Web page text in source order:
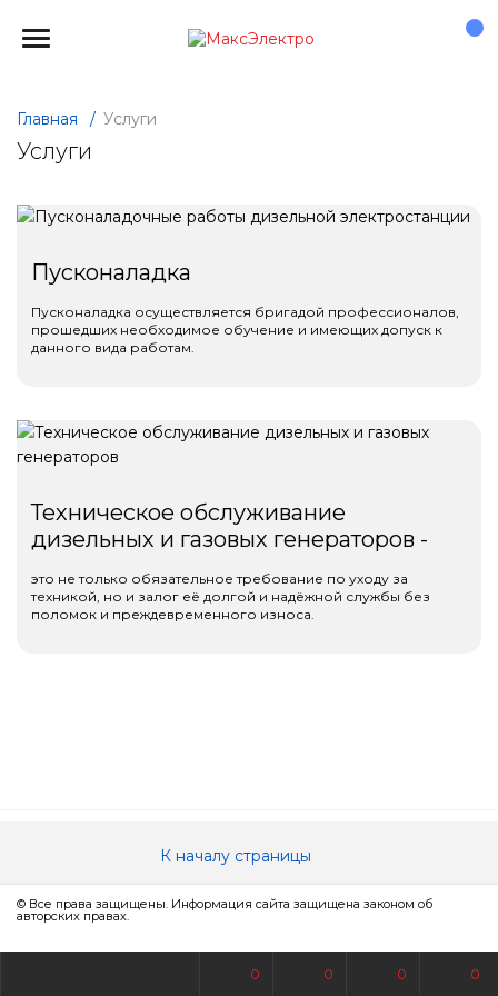
0 0 0 0
Главная / Услуги
Услуги
Пусконаладка
Пусконаладка осуществляется бригадой профессионалов,
прошедших необходимое обучение и имеющих допуск к
данного вида работам.
Техническое обслуживание
дизельных и газовых генераторов -
это не только обязательное требование по уходу за
техникой, но и залог её долгой и надёжной службы без
поломок и преждевременного износа.
К началу страницы
© Все права защищены. Информация сайта защищена законом об
авторских правах.